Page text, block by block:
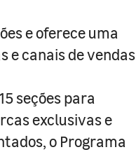
e oferece uma
e canais de vendas
seções para
exclusivas e
o Programa